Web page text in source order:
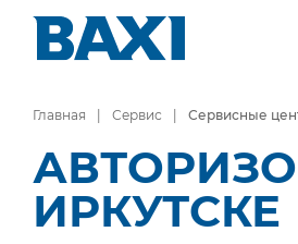
Главная Сервис Сервисные
ИРКУТСКЕ